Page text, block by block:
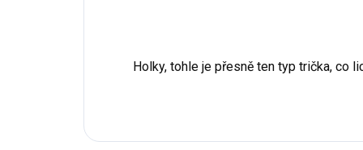
Holky, tohle je přesně ten typ trička, co